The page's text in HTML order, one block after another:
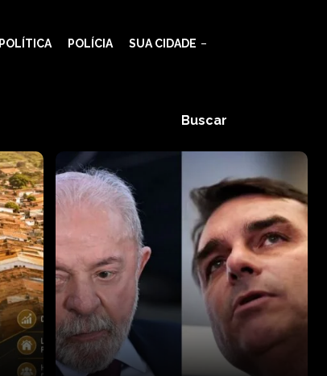
POLÍTICA POLÍCIA SUA CIDADE
Buscar